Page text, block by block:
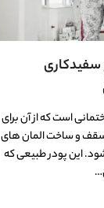
سفیدکاری
است که از آن برای
سقف و ساخت المان های
این پودر طبیعی که